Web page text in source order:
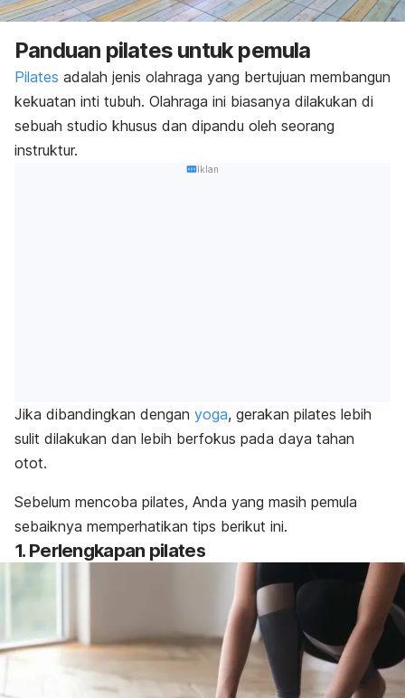
Panduan pilates untuk pemula
Pilates adalah jenis olahraga yang bertujuan membangun
kekuatan inti tubuh. Olahraga ini biasanya dilakukan di
sebuah studio khusus dan dipandu oleh seorang
instruktur.
Iklan
Jika dibandingkan dengan yoga, gerakan pilates lebih
sulit dilakukan dan lebih berfokus pada daya tahan
otot.
Sebelum mencoba pilates, Anda yang masih pemula
sebaiknya memperhatikan tips berikut ini.
1. Perlengkapan pilates